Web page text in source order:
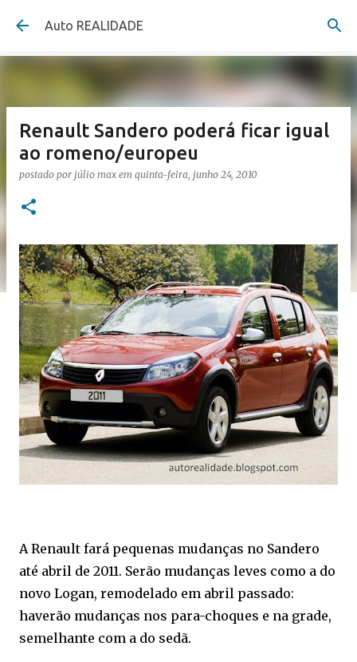
Pular para o conteúdo principal
Auto REALIDADE
Renault Sandero poderá ficar igual
ao romeno/europeu
postado por júlio max em quinta-feira, junho 24, 2010
A Renault fará pequenas mudanças no Sandero
até abril de 2011. Serão mudanças leves como a do
novo Logan, remodelado em abril passado:
haverão mudanças nos para-choques e na grade,
semelhante com a do sedã.